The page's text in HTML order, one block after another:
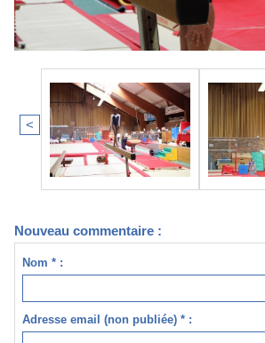
<
Nouveau commentaire :
Nom * :
Adresse email (non publiée) * :